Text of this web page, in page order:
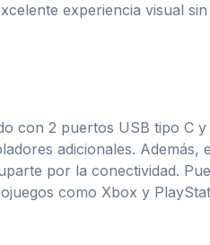
experiencia visual
con 2 puertos USB tipo C
adicionales. Además,
por la conectividad.
como Xbox y